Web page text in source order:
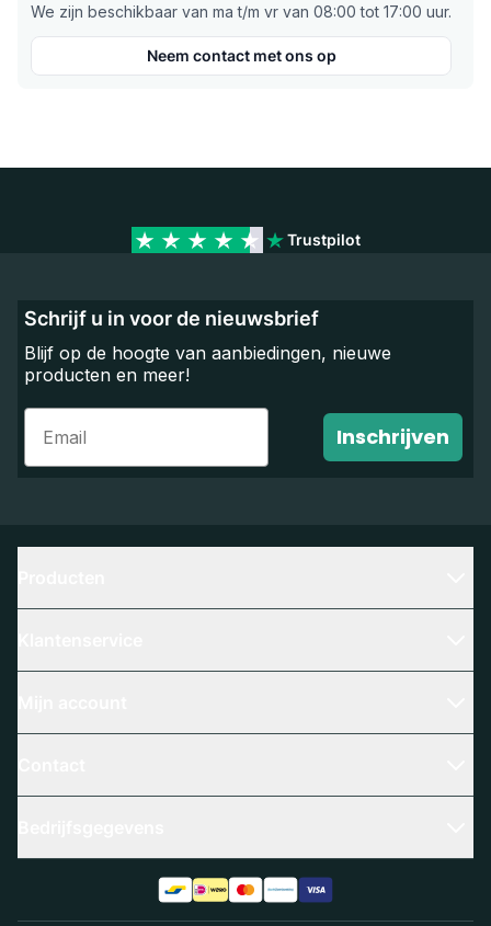
We zijn beschikbaar van ma t/m vr van 08:00 tot 17:00 uur.
Neem contact met ons op
Trustpilot
Schrijf u in voor de nieuwsbrief
Blijf op de hoogte van aanbiedingen, nieuwe
producten en meer!
Email
Inschrijven